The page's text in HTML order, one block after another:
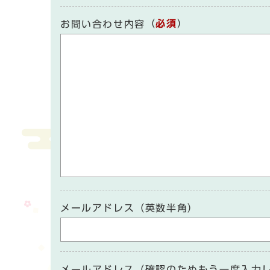
お問い合わせ内容 （必須）
メールアドレス（英数半角）